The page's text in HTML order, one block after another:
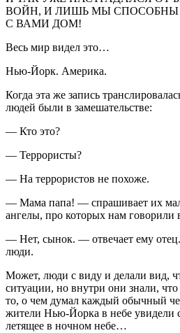
ВОЙН, И ЛИШЬ МЫ
С ВАМИ ДОМ!
Весь мир видел это…
Нью-Йорк. Америка.
Когда эта же запись
людей были в замешательстве:
— Кто это?
— Террористы?
— На террористов не похоже.
— Мама папа! — спрашивает их
ангелы, про которых нам говорили
— Нет, сынок. — отвечает ему
люди.
Может, люди с виду и делали вид,
ситуации, но внутри они знали,
то, о чем думал каждый обычный
жители Нью-Йорка в небе увидели
летящее в ночном небе…